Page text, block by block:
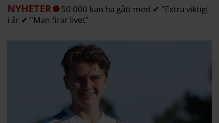
NYHETER
50 000 kan ha gått med ✔ "Extra viktigt
i år ✔ "Man firar livet"